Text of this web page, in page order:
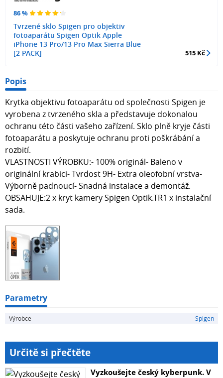
86 %
Tvrzené sklo Spigen pro objektiv
fotoaparátu Spigen Optik Apple
iPhone 13 Pro/13 Pro Max Sierra Blue
[2 PACK]
515 Kč
Popis
Krytka objektivu fotoaparátu od společnosti Spigen je
vyrobena z tvrzeného skla a představuje dokonalou
ochranu této části vašeho zařízení. Sklo plně kryje části
fotoaparátu a poskytuje ochranu proti poškrábání a
rozbití.
VLASTNOSTI VÝROBKU:- 100% originál- Baleno v
originální krabici- Tvrdost 9H- Extra oleofobní vrstva-
Výborně padnoucí- Snadná instalace a demontáž.
OBSAHUJE:2 x kryt kamery Spigen Optik.TR1 x instalační
sada.
Parametry
Výrobce Spigen
Určitě si přečtěte
Vyzkoušejte český kyberpunk. V